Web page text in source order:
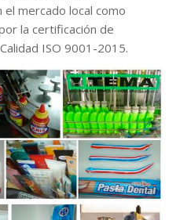
mercado local como
la certificación de
ISO 9001-2015.